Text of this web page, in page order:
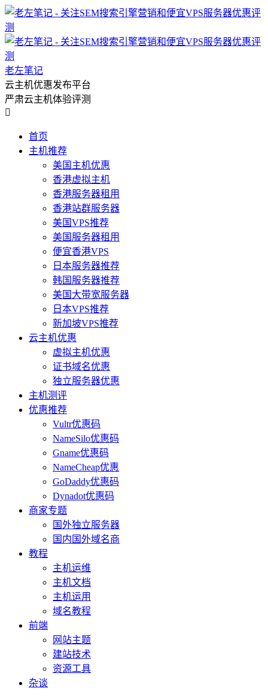
老左笔记
云主机优惠发布平台
严肃云主机体验评测

首页
主机推荐
美国主机优惠
香港虚拟主机
香港服务器租用
香港站群服务器
美国VPS推荐
美国服务器租用
便宜香港VPS
日本服务器推荐
韩国服务器推荐
美国大带宽服务器
日本VPS推荐
新加坡VPS推荐
云主机优惠
虚拟主机优惠
证书域名优惠
独立服务器优惠
主机测评
优惠推荐
Vultr优惠码
NameSilo优惠码
Gname优惠码
NameCheap优惠
GoDaddy优惠码
Dynadot优惠码
商家专题
国外独立服务器
国内国外域名商
教程
主机运维
主机文档
主机运用
域名教程
前端
网站主题
建站技术
资源工具
杂谈